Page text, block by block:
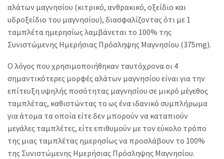
αλάτων μαγνησίου (κιτρικό, ανθρακικό, οξείδιο και
υδροξείδιο του μαγνησίου), διασφαλίζοντας ότι με 1
ταμπλέτα ημερησίως λαμβάνεται το 100% της
Συνιστώμενης Ημερήσιας Πρόσληψης Μαγνησίου (375mg).
Ο λόγος που χρησιμοποιήθηκαν ταυτόχρονα οι 4
σημαντικότερες μορφές αλάτων μαγνησίου είναι για την
επίτευξη υψηλής ποσότητας μαγνησίου σε μικρό μέγεθος
ταμπλέτας, καθιστώντας το ως ένα ιδανικό συμπλήρωμα
για άτομα τα οποία είτε δεν μπορούν να καταπιούν
μεγάλες ταμπλέτες, είτε επιθυμούν με τον εύκολο τρόπο
της μιας ταμπλέτας ημερησίως να προσλάβουν το 100%
της Συνιστώμενης Ημερήσιας Πρόσληψης Μαγνησίου.